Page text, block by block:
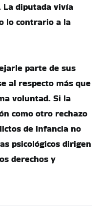
diputada vivía
lo contrario a la
parte de sus
al respecto más que
voluntad. Si la
como otro rechazo
de infancia no
psicológicos dirigen
derechos y